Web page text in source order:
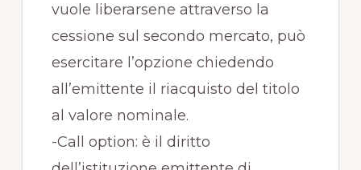
vuole liberarsene attraverso la
cessione sul secondo mercato, può
esercitare l’opzione chiedendo
all’emittente il riacquisto del titolo
al valore nominale.
-Call option: è il diritto